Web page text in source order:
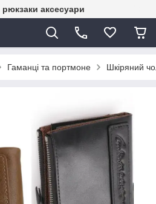
аксесуари
Гаманці та портмоне Шкіряний